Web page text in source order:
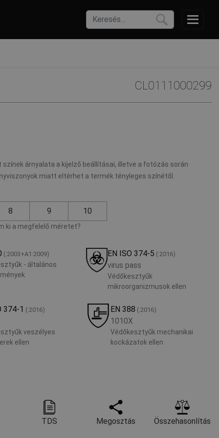
CL0111000299
árnyalata a kijelző beállításai, illetve a fotózás során
miatt eltérhet a termék tényleges színétől.
8 9 10
ki a megfelelő méretet?
(:2003+A1:2009)
- általános
EN ISO 374-5 (:2016)
virus pass
Védőkesztyűk
mikroorganizmusok ellen
374-1 (:2016)
veszélyes
ellen
EN 388 (:2016)
1010X
Védőkesztyűk mechanikai
kockázatok ellen
TDS Megosztás Összehasonlítás